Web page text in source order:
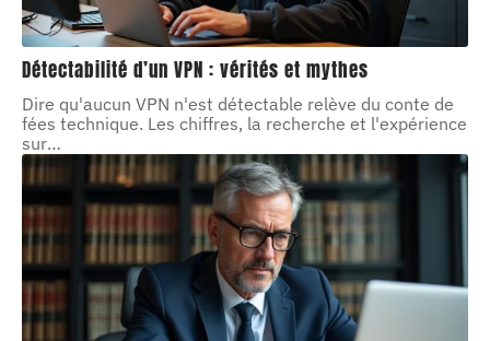
Détectabilité d’un VPN : vérités et mythes
Dire qu'aucun VPN n'est détectable relève du conte de
fées technique. Les chiffres, la recherche et l'expérience
sur…